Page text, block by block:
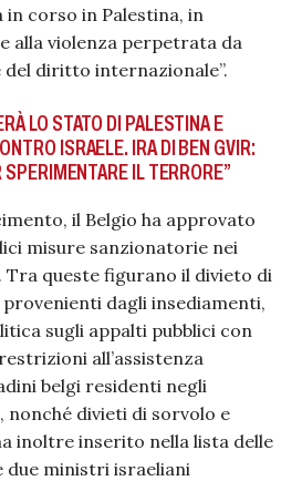
corso in Palestina, in
alla violenza perpetrata da
del diritto internazionale”.
LO STATO DI PALESTINA E
ISRAELE. IRA DI BEN GVIR:
SPERIMENTARE IL TERRORE”
il Belgio ha approvato
misure sanzionatorie nei
queste figurano il divieto di
dagli insediamenti,
sugli appalti pubblici con
all’assistenza
belgi residenti negli
nonché divieti di sorvolo e
inoltre inserito nella lista delle
due ministri israeliani